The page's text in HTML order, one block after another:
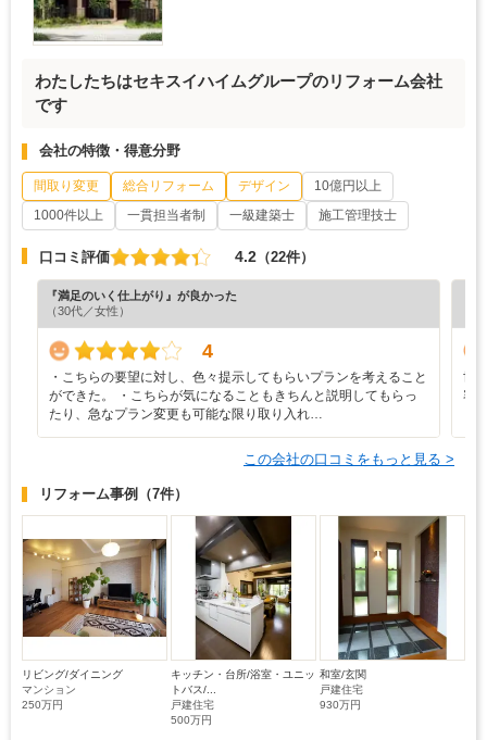
わたしたちはセキスイハイムグループのリフォーム会社
です
会社の特徴・得意分野
間取り変更 総合リフォーム デザイン
10億円以上
1000件以上
一貫担当者制 一級建築士 施工管理技士
口コミ評価 4.2 （22件）
『満足のいく仕上がり』が良かった
（30代／女性）
4
・こちらの要望に対し、色々提示してもらいプランを考えること
ができた。 ・こちらが気になることもきちんと説明してもらっ
たり、急なプラン変更も可能な限り取り入れ…
世
容
この会社の口コミをもっと見る >
リフォーム事例 （7件）
リビング/ダイニング
マンション
250万円
キッチン・台所/浴室・ユニッ
トバス/...
戸建住宅
500万円
和室/玄関
戸建住宅
930万円